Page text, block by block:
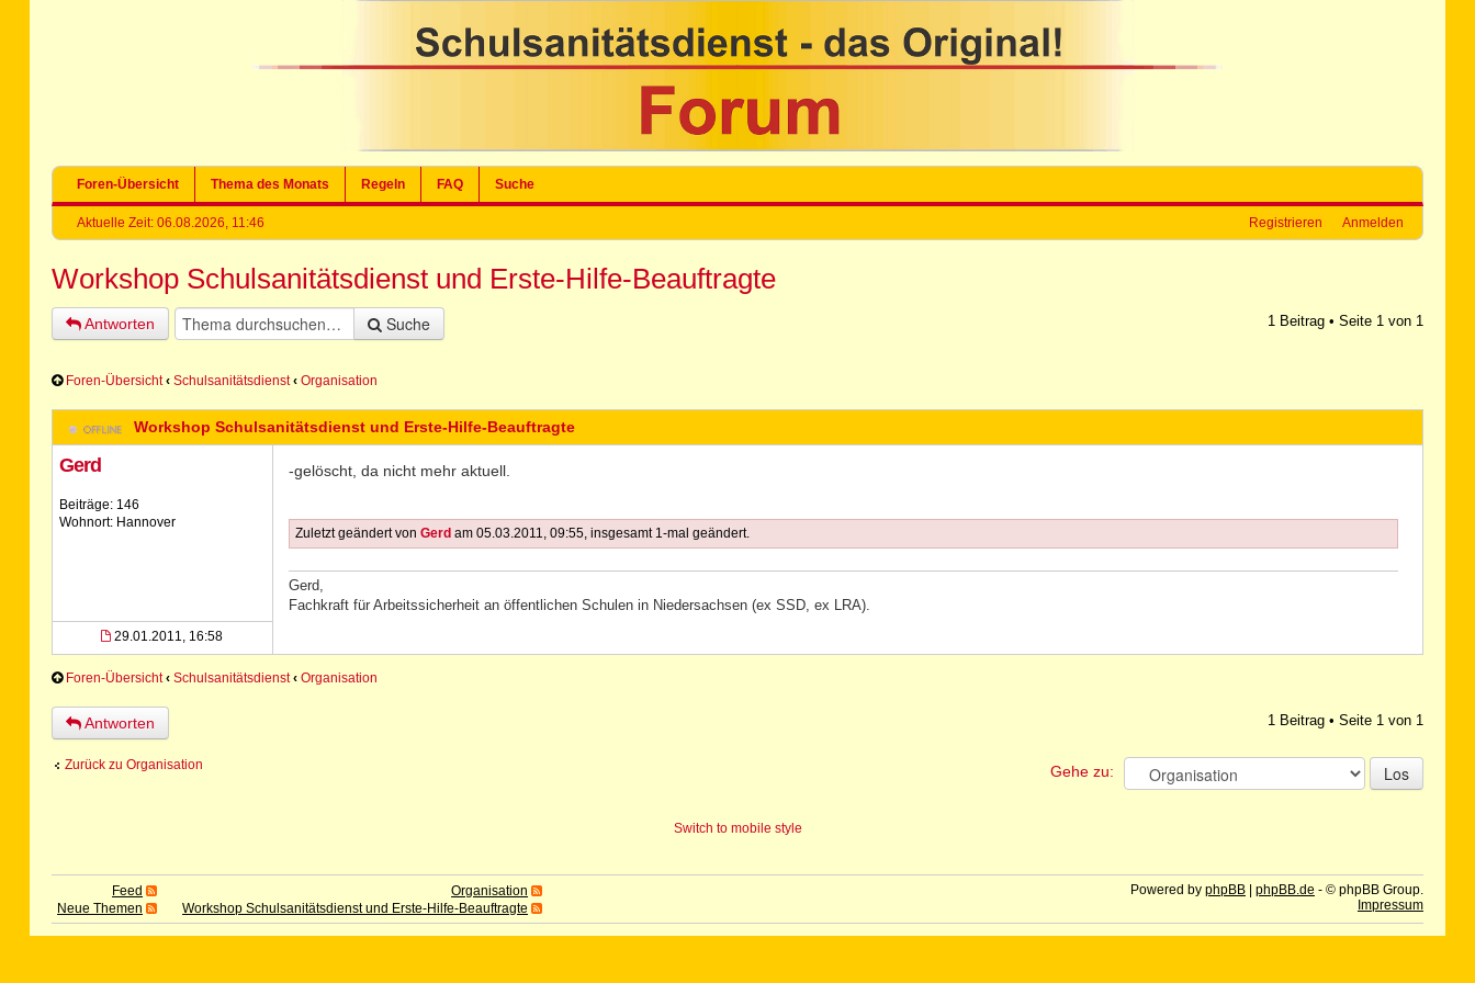
Foren-Übersicht Thema des Monats Regeln FAQ Suche
Aktuelle Zeit: 06.08.2026, 11:46 Registrieren Anmelden
Workshop Schulsanitätsdienst und Erste-Hilfe-Beauftragte
Antworten Suche 1 Beitrag • Seite 1von 1
Foren-Übersicht ‹ Schulsanitätsdienst ‹ Organisation
Workshop Schulsanitätsdienst und Erste-Hilfe-Beauftragte
Gerd
Beiträge: 146
Wohnort: Hannover
29.01.2011, 16:58
-gelöscht, da nicht mehr aktuell.
Zuletzt geändert von Gerd am 05.03.2011, 09:55, insgesamt 1-mal geändert.
Gerd,
Fachkraft für Arbeitssicherheit an öffentlichen Schulen in Niedersachsen (ex SSD, ex LRA).
Foren-Übersicht ‹ Schulsanitätsdienst ‹ Organisation
Antworten 1 Beitrag • Seite 1von 1
Zurück zu Organisation Gehe zu:
Switch to mobile style
Feed
Neue Themen
Organisation
Workshop Schulsanitätsdienst und Erste-Hilfe-Beauftragte
Powered by phpBB| phpBB.de - © phpBB Group.
Impressum